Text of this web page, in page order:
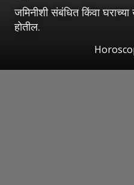
जमिनीशी संबंधित किंवा
होतील.